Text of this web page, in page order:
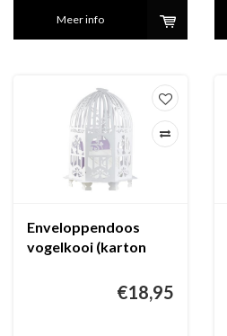
Meer info
Enveloppendoos
vogelkooi (karton
€18,95